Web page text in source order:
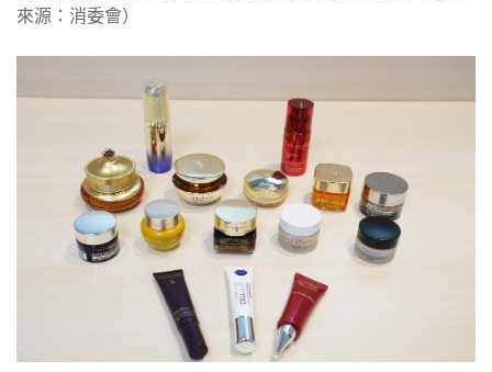
來源：消委會）